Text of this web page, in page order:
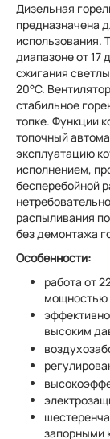
Дизельная
предназначена
использования.
диапазоне от 17
сжигания
20°C.
стабильное
топке. Функции
топочный
эксплуатацию
исполнением,
бесперебойной
распыливания
без демонтажа
Особенности:
работа от
мощностью
высоким
запорными